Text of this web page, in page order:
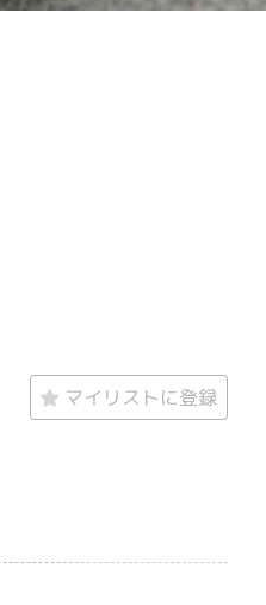
マイリストに登録